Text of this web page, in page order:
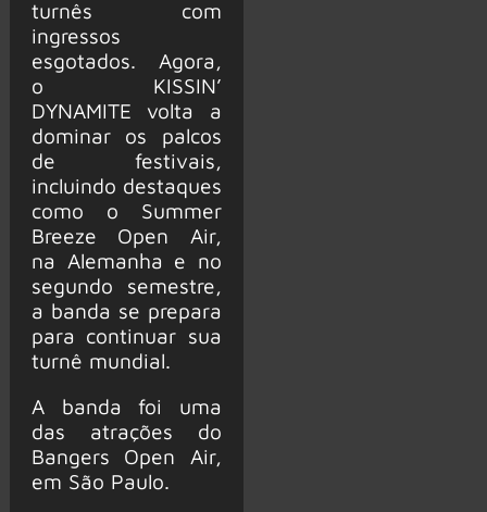
turnês com
ingressos
esgotados. Agora,
o KISSIN’
DYNAMITE volta a
dominar os palcos
de festivais,
incluindo destaques
como o Summer
Breeze Open Air,
na Alemanha e no
segundo semestre,
a banda se prepara
para continuar sua
turnê mundial.
A banda foi uma
das atrações do
Bangers Open Air,
em São Paulo.